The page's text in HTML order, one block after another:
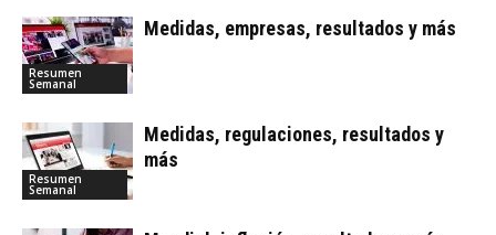
Resumen
Semanal
Medidas, empresas, resultados y más
Resumen
Semanal
Medidas, regulaciones, resultados y
más